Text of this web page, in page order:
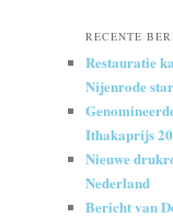
RECENTE
Restauratie
Nijenrode
Ithakaprijs
Nieuwe
Nederland
Bericht van